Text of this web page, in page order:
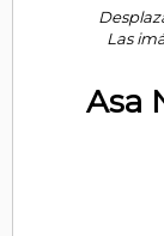
Las
Asa